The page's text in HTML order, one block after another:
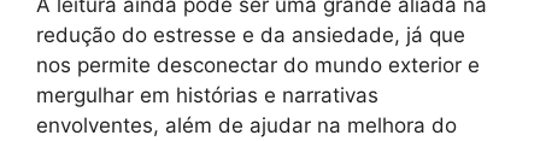
redução do estresse e da ansiedade, já que
nos permite desconectar do mundo exterior e
mergulhar em histórias e narrativas
envolventes, além de ajudar na melhora do